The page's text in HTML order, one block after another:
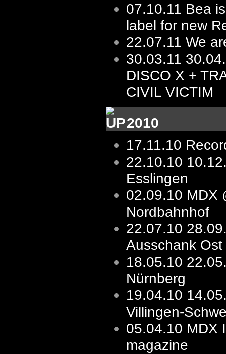
07.10.11 Bea
label for new
22.07.11 We
30.03.11
DISCO X +
CIVIL VICTIM
2010
17.11.10
22.10.10
Esslingen
02.09.10 MDX
Nordbahnhof
22.07.10
Ausschank Ost
18.05.10
Nürnberg
19.04.10
Villingen-
05.04.10 MDX
magazine